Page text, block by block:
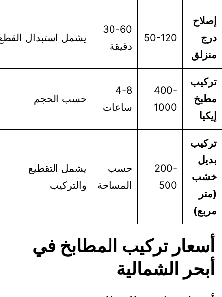
50-120
30-60
دقيقة
يشمل استبدال القطع
400-
1000
4-8
ساعات
حسب الحجم
200-
500
حسب
المساحة
يشمل التقطيع
والتركيب
تركيب المطابخ في
الشمالية